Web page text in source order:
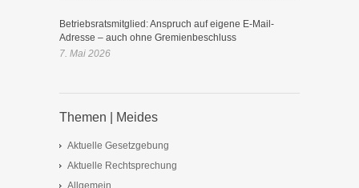
Betriebsratsmitglied: Anspruch auf eigene E-Mail-
Adresse – auch ohne Gremienbeschluss
7. Mai 2026
Themen | Meides
Aktuelle Gesetzgebung
Aktuelle Rechtsprechung
Allgemein